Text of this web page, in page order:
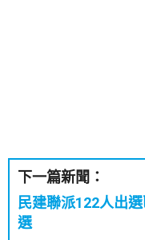
下一篇新聞：
民建聯派122人出
選